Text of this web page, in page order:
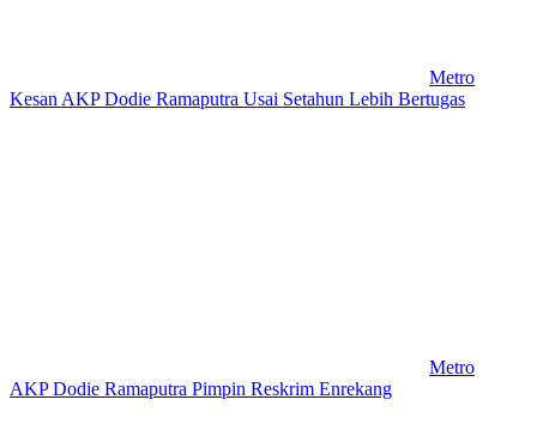
Metro
Kesan AKP Dodie Ramaputra Usai Setahun Lebih Bertugas
Metro
AKP Dodie Ramaputra Pimpin Reskrim Enrekang